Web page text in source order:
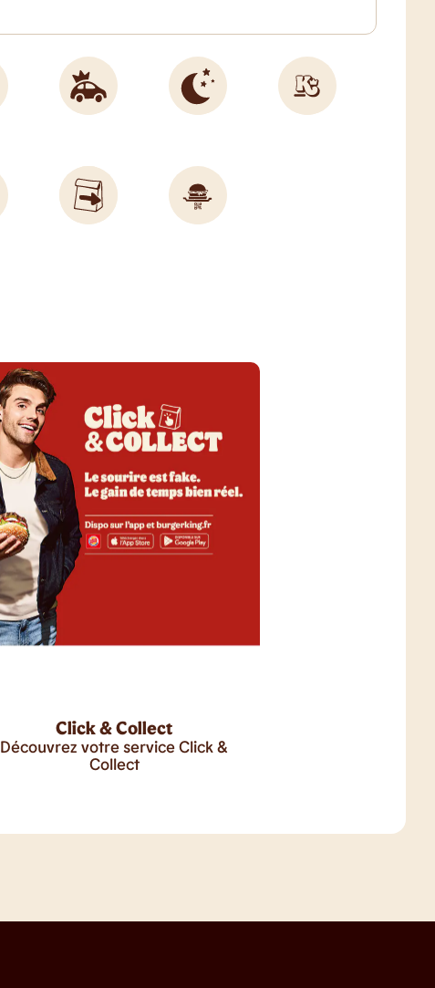
Click & Collect
Découvrez votre service Click &
Collect